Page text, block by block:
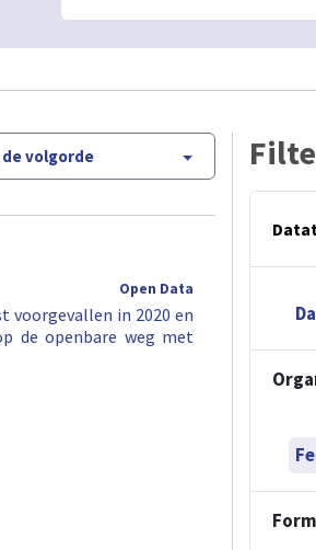
de volgorde
Open Data
voorgevallen in 2020 en
de openbare weg met